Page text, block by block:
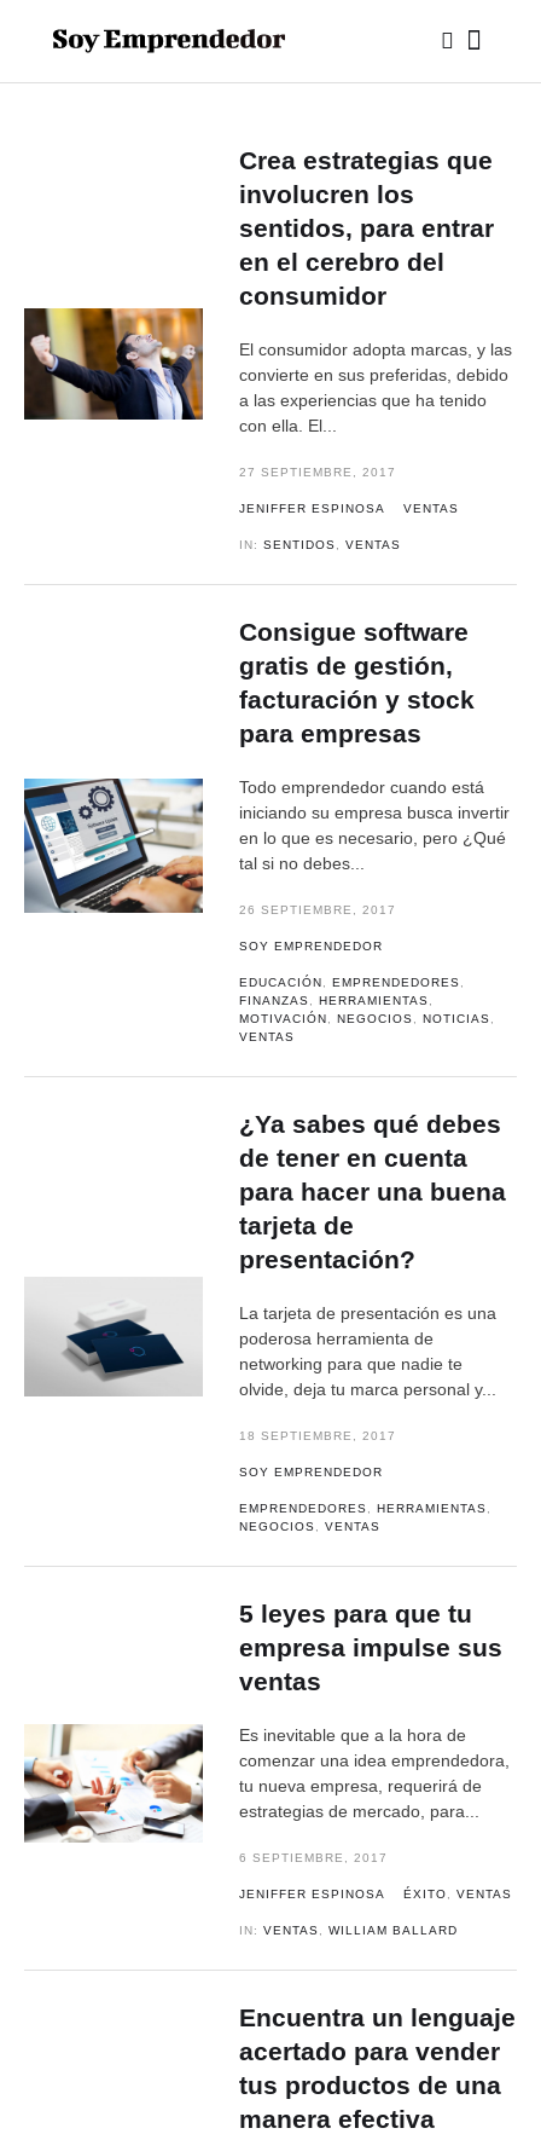
Crea estrategias que
involucren los
sentidos, para entrar
en el cerebro del
consumidor
El consumidor adopta marcas, y las
convierte en sus preferidas, debido
a las experiencias que ha tenido
con ella. El...
27 SEPTIEMBRE, 2017
JENIFFER ESPINOSA VENTAS
IN:SENTIDOS ,VENTAS
Consigue software
gratis de gestión,
facturación y stock
para empresas
Todo emprendedor cuando está
iniciando su empresa busca invertir
en lo que es necesario, pero ¿Qué
tal si no debes...
26 SEPTIEMBRE, 2017
SOY EMPRENDEDOR
EDUCACIÓN ,EMPRENDEDORES
FINANZAS
,HERRAMIENTAS
MOTIVACIÓN
,NEGOCIOS ,NOTICIAS
VENTAS
¿Ya sabes qué debes
de tener en cuenta
para hacer una buena
tarjeta de
presentación?
La tarjeta de presentación es una
poderosa herramienta de
networking para que nadie te
olvide, deja tu marca personal y...
18 SEPTIEMBRE, 2017
SOY EMPRENDEDOR
EMPRENDEDORES ,HERRAMIENTAS
NEGOCIOS
,VENTAS
5 leyes para que tu
empresa impulse sus
ventas
Es inevitable que a la hora de
comenzar una idea emprendedora,
tu nueva empresa, requerirá de
estrategias de mercado, para...
6 SEPTIEMBRE, 2017
JENIFFER ESPINOSA ÉXITO ,VENTAS
IN:VENTAS ,WILLIAM BALLARD
Encuentra un lenguaje
acertado para vender
tus productos de una
manera efectiva